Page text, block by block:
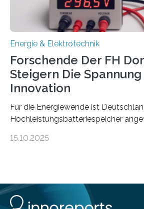
Energie & Elektrotechnik
Forschende Der FH
Steigern Die Spannung
Innovation
Für die Energiewende ist
Hochleistungsbatteriespeicher
Doch mit der immensen Zahl
Projekt KV-BATT diese Verluste
erhöhen dazu die Spannung um das
15.10.2025